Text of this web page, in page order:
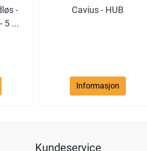
-
5 ...
Cavius - HUB
Informasjon
Kundeservice